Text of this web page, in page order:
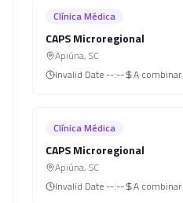
Clínica Médica
CAPS Microregional
Apiúna, SC
Invalid Date --:-- A combinar
Clínica Médica
CAPS Microregional
Apiúna, SC
Invalid Date --:-- A combinar